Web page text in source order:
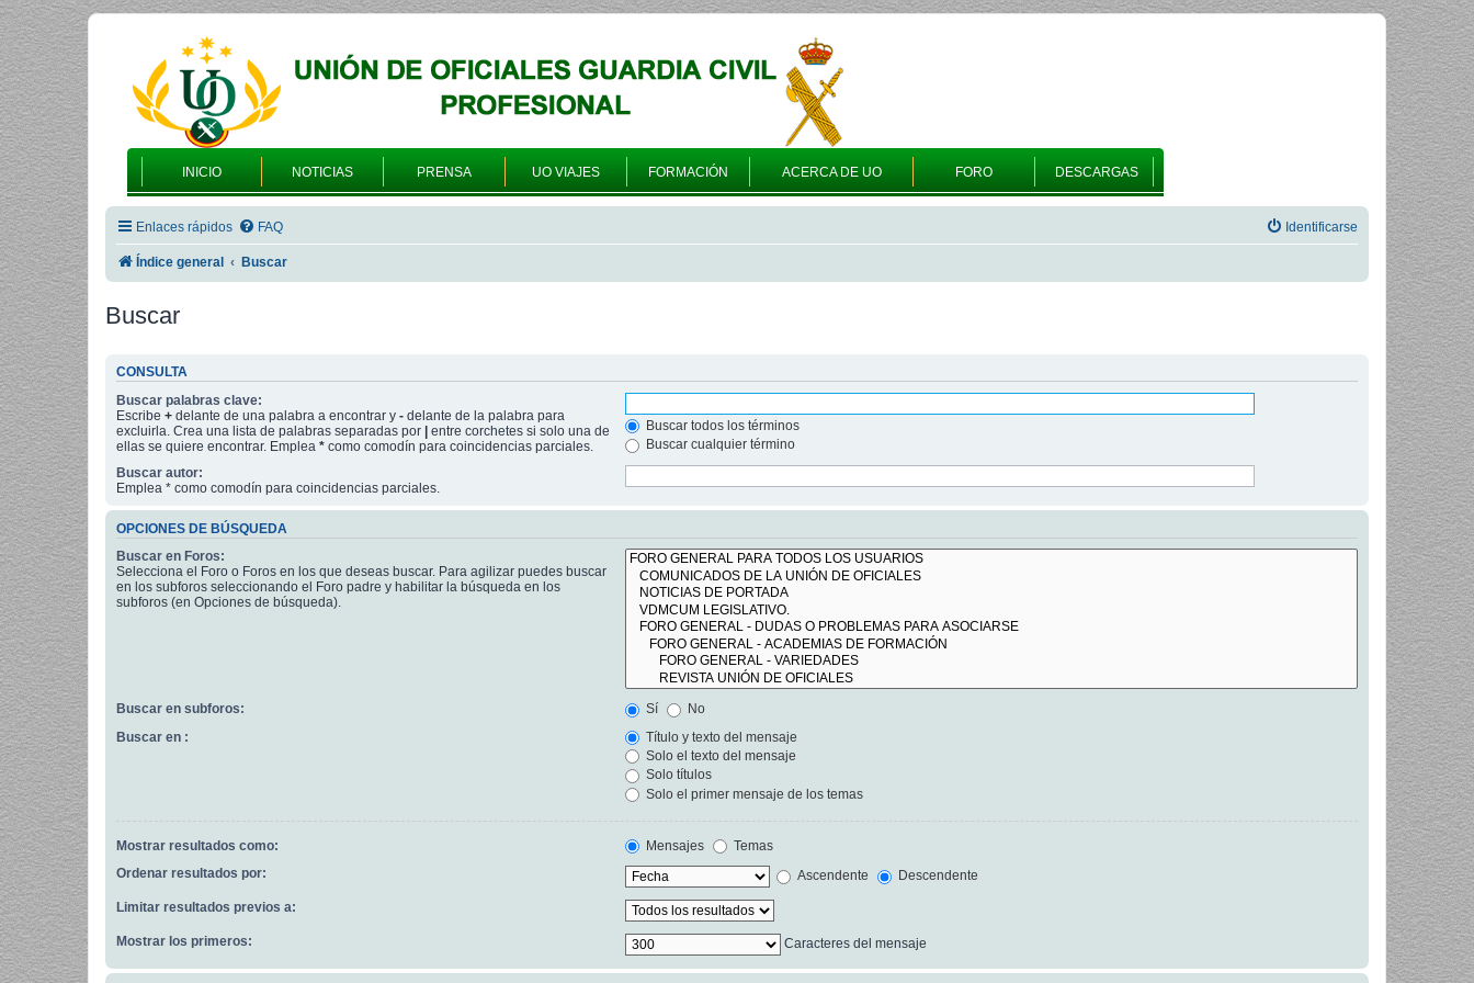
INICIO NOTICIAS PRENSA UO VIAJES FORMACIÓN ACERCA DE UO FORO DESCARGAS
Enlaces rápidos FAQ Identificarse
Índice general Buscar
Buscar
CONSULTA
Buscar palabras clave:
Escribe + delante de una palabra a encontrar y - delante de la palabra para
excluirla. Crea una lista de palabras separadas por
entre corchetes si solo una de
ellas se quiere encontrar. Emplea * como comodín para coincidencias parciales.
Buscar todos los términos
Buscar cualquier término
Buscar autor:
Emplea * como comodín para coincidencias parciales.
OPCIONES DE BÚSQUEDA
Buscar en Foros:
Selecciona el Foro o Foros en los que deseas buscar. Para agilizar puedes buscar
en los subforos seleccionando el Foro padre y habilitar la búsqueda en los
subforos (en Opciones de búsqueda).
Buscar en subforos: Sí
No
Buscar en :
Título y texto del mensaje
Solo el texto del mensaje
Solo títulos
Solo el primer mensaje de los temas
Mostrar resultados como: Mensajes
Temas
Ordenar resultados por:
Ascendente Descendente
Limitar resultados previos a:
Mostrar los primeros: Caracteres del mensaje